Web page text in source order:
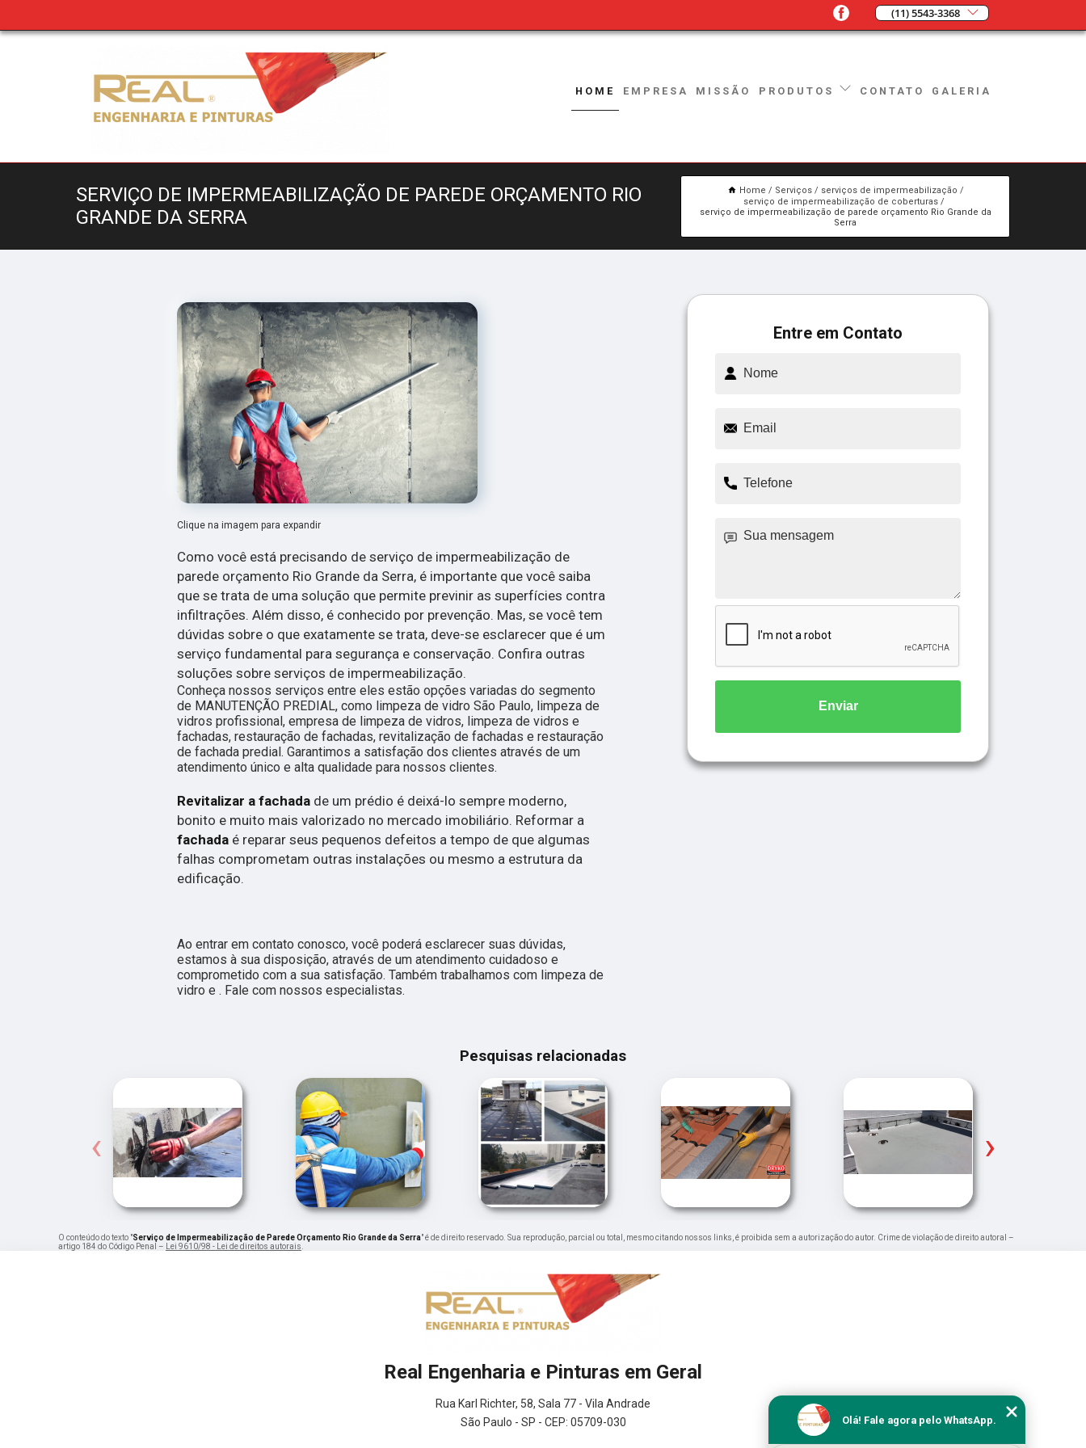
(11) 5543-3368
HOME EMPRESA MISSÃO PRODUTOS CONTATO GALERIA
SERVIÇO DE IMPERMEABILIZAÇÃO DE PAREDE ORÇAMENTO RIO
GRANDE DA SERRA
Home Serviços
serviços de impermeabilização
serviço de impermeabilização de coberturas
serviço de impermeabilização de parede orçamento Rio Grande da
Serra
Clique na imagem para expandir
Como você está precisando de serviço de impermeabilização de
parede orçamento Rio Grande da Serra, é importante que você saiba
que se trata de uma solução que permite previnir as superfícies contra
infiltrações. Além disso, é conhecido por prevenção. Mas, se você tem
dúvidas sobre o que exatamente se trata, deve-se esclarecer que é um
serviço fundamental para segurança e conservação. Confira outras
soluções sobre serviços de impermeabilização.
Conheça nossos serviços entre eles estão opções variadas do segmento
de MANUTENÇÃO PREDIAL, como limpeza de vidro São Paulo, limpeza de
vidros profissional, empresa de limpeza de vidros, limpeza de vidros e
fachadas, restauração de fachadas, revitalização de fachadas e restauração
de fachada predial. Garantimos a satisfação dos clientes através de um
atendimento único e alta qualidade para nossos clientes.
Revitalizar a fachada de um prédio é deixá-lo sempre moderno,
bonito e muito mais valorizado no mercado imobiliário. Reformar a
fachada é reparar seus pequenos defeitos a tempo de que algumas
falhas comprometam outras instalações ou mesmo a estrutura da
edificação.
Ao entrar em contato conosco, você poderá esclarecer suas dúvidas,
estamos à sua disposição, através de um atendimento cuidadoso e
comprometido com a sua satisfação. Também trabalhamos com limpeza de
vidro e . Fale com nossos especialistas.
Entre em Contato
Enviar
Pesquisas relacionadas
‹ ›
O conteúdo do texto "Serviço de Impermeabilização de Parede Orçamento Rio Grande da Serra" é de direito reservado. Sua reprodução, parcial ou total, mesmo citando nossos links, é proibida sem a autorização do autor. Crime de violação de direito autoral –
artigo 184 do Código Penal –
Lei 9610/98 - Lei de direitos autorais
Real Engenharia e Pinturas em Geral
Rua Karl Richter, 58, Sala 77 - Vila Andrade
São Paulo - SP - CEP: 05709-030
Olá! Fale agora pelo WhatsApp.